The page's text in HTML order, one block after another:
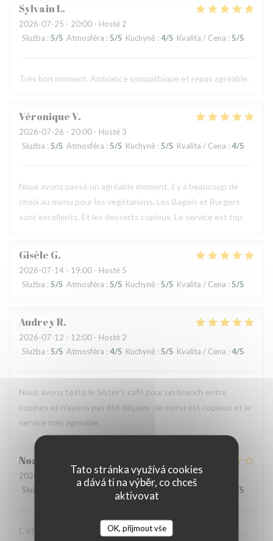
Tato stránka využívá cookies
a dává ti na výběr, co chceš
aktivovat
OK, přijmout vše
SylvainL
2026-07-25 - 20:00 - Hosté 2
Služba : 5/5 Atmosféra : 5/5 Kuchyně : 4/5 Kvalita / Cena : 5/5
Très bon moment. Ambiance sympathique et repas agréable.
VéroniqueV
2026-07-26 - 20:00 - Hosté 3
Služba : 5/5 Atmosféra : 5/5 Kuchyně : 5/5 Kvalita / Cena : 4/5
Nous avons passé un agréable moment, il y a beaucoup de
choix au menu pour les végétariens. Les Bagels et Burgers
sont excellents. Et les desserts copieux. Le service est top.
Gisèle G
2026-07-14 - 19:00 - Hosté 5
Služba : 5/5 Atmosféra : 5/5 Kuchyně : 5/5 Kvalita / Cena :5/5
AudreyR
2026-07-12 - 12:00 - Hosté 2
Služba :5/5 Atmosféra : 4/5 Kuchyně :5/5 Kvalita / Cena : 4/5
Nous avons testé le Sister's café pour un brunch entre
copines et n'avons pas été déçues : le menu est copieux et le
service très agréable.
Noah
2026-07-07
- 19:30 - Hosté 6
Služba
/5 Kuchyně : /5
C’était bon, mais suite à la soirée j’ai fait une violente